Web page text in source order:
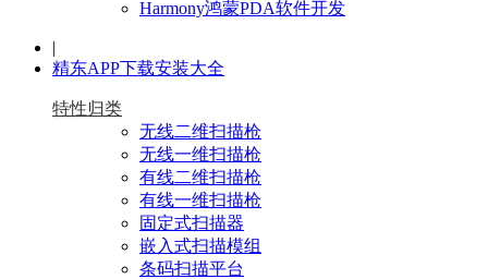
Harmony鸿蒙PDA软件开发
|
精东APP下载安装大全
特性归类
无线二维扫描枪
无线一维扫描枪
有线二维扫描枪
有线一维扫描枪
固定式扫描器
嵌入式扫描模组
条码扫描平台